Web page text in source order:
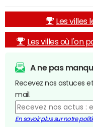
Les villes
Les villes où l'on
A ne pas
Recevez nos astuces
mail.
En savoir plus sur notre